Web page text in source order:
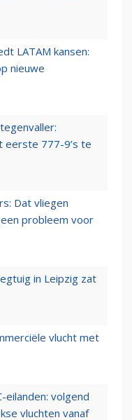
LATAM kansen:
nieuwe
eerste 777-9’s te
Dat vliegen
probleem voor
in Leipzig zat
vlucht met
eilanden: volgend
vluchten vanaf